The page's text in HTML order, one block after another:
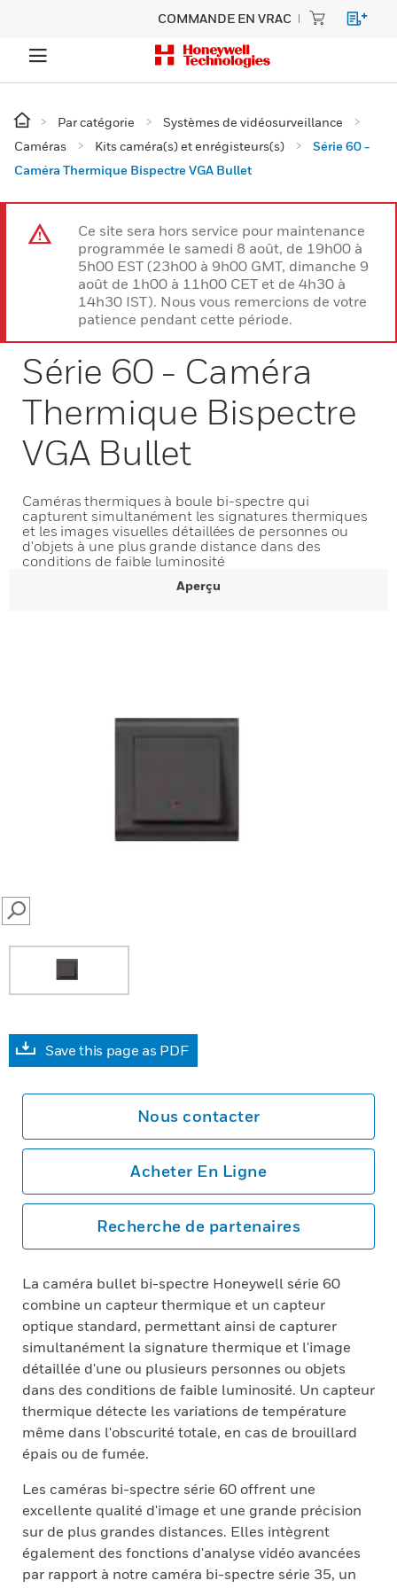
COMMANDE EN VRAC
Par catégorie
Systèmes de vidéosurveillance
Caméras
Kits caméra(s) et enrégisteurs(s)
Série 60 -
Caméra Thermique Bispectre VGA Bullet
Ce site sera hors service pour maintenance
programmée le samedi 8 août, de 19h00 à
5h00 EST (23h00 à 9h00 GMT, dimanche 9
août de 1h00 à 11h00 CET et de 4h30 à
14h30 IST). Nous vous remercions de votre
patience pendant cette période.
Série 60 - Caméra
Thermique Bispectre
VGA Bullet
Caméras thermiques à boule bi-spectre qui
capturent simultanément les signatures thermiques
et les images visuelles détaillées de personnes ou
d'objets à une plus grande distance dans des
conditions de faible luminosité
Aperçu
SEARCH
Save this page as PDF
Nous contacter
Acheter En Ligne
Recherche de partenaires
La caméra bullet bi-spectre Honeywell série 60
combine un capteur thermique et un capteur
optique standard, permettant ainsi de capturer
simultanément la signature thermique et l'image
détaillée d'une ou plusieurs personnes ou objets
dans des conditions de faible luminosité. Un capteur
thermique détecte les variations de température
même dans l'obscurité totale, en cas de brouillard
épais ou de fumée.
Les caméras bi-spectre série 60 offrent une
excellente qualité d'image et une grande précision
sur de plus grandes distances. Elles intègrent
également des fonctions d'analyse vidéo avancées
par rapport à notre caméra bi-spectre série 35, un